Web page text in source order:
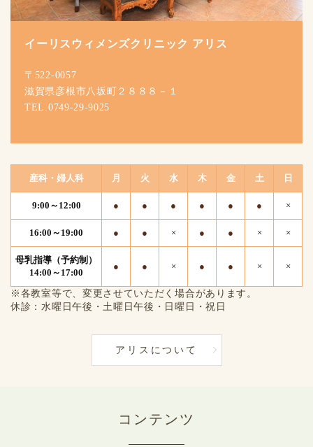
イーリスウィメンズクリニック アリス
〒522-0057
滋賀県彦根市八坂町２８８８－１
TEL.0749-29-9025
産科・婦人科 月 火 水 木 金 土 日
9:00～12:00 ● ● ● ● ● ● ×
16:00～19:00 ● ● × ● ● × ×
母乳指導（予約制）
14:00～17:00
● ● × ● ● × ×
※各教室等で、変更させていただく場合があります。
休診：水曜日午後・土曜日午後・日曜日・祝日
アリスについて
コンテンツ